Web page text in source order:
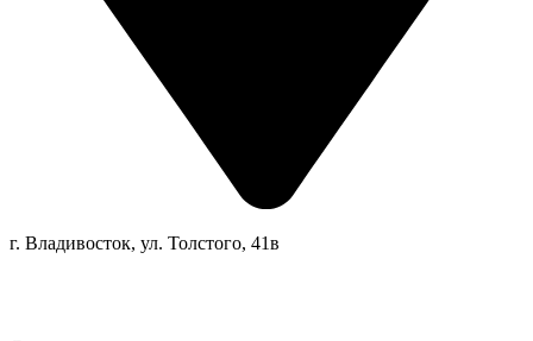
г. Владивосток, ул. Толстого, 41в